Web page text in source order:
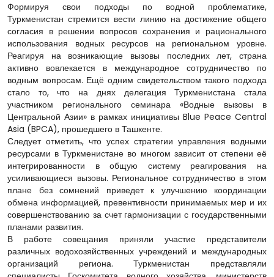
Формируя свои подходы по водной проблематике,
Туркменистан стремится вести линию на достижение общего
согласия в решении вопросов сохранения и рационального
использования водных ресурсов на региональном уровне.
Реагируя на возникающие вызовы последних лет, страна
активно вовлекается в международное сотрудничество по
водным вопросам. Ещё одним свидетельством такого подхода
стало то, что на днях делегация Туркменистана стала
участником регионального семинара «Водные вызовы в
Центральной Азии» в рамках инициативы Blue Peace Central
Asia (BPCA), прошедшего в Ташкенте.
Следует отметить, что успех стратегии управления водными
ресурсами в Туркменистане во многом зависит от степени её
интегрированности в общую систему реагирования на
усиливающиеся вызовы. Региональное сотрудничество в этом
плане без сомнений приведет к улучшению координации
обмена информацией, превентивности принимаемых мер и их
совершенствованию за счет гармонизации с государственными
планами развития.
В работе совещания приняли участие представители
различных водохозяйственных учреждений и международных
организаций региона. Туркменистан представляли